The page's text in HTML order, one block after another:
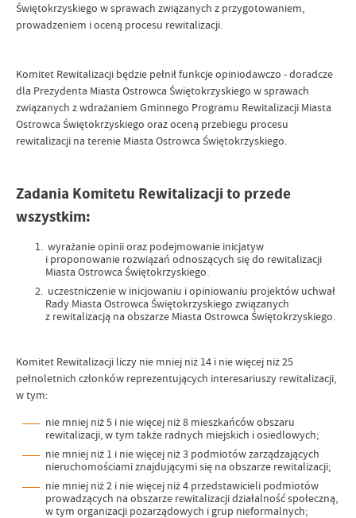
Świętokrzyskiego w sprawach związanych z przygotowaniem,
prowadzeniem i oceną procesu rewitalizacji.
Komitet Rewitalizacji będzie pełnił funkcje opiniodawczo - doradcze
dla Prezydenta Miasta Ostrowca Świętokrzyskiego w sprawach
związanych z wdrażaniem Gminnego Programu Rewitalizacji Miasta
Ostrowca Świętokrzyskiego oraz oceną przebiegu procesu
rewitalizacji na terenie Miasta Ostrowca Świętokrzyskiego.
Zadania Komitetu Rewitalizacji to przede
wszystkim:
wyrażanie opinii oraz podejmowanie inicjatyw
i proponowanie rozwiązań odnoszących się do rewitalizacji
Miasta Ostrowca Świętokrzyskiego.
uczestniczenie w inicjowaniu i opiniowaniu projektów uchwał
Rady Miasta Ostrowca Świętokrzyskiego związanych
z rewitalizacją na obszarze Miasta Ostrowca Świętokrzyskiego.
Komitet Rewitalizacji liczy nie mniej niż 14 i nie więcej niż 25
pełnoletnich członków reprezentujących interesariuszy rewitalizacji,
w tym:
nie mniej niż 5 i nie więcej niż 8 mieszkańców obszaru
rewitalizacji, w tym także radnych miejskich i osiedlowych;
nie mniej niż 1 i nie więcej niż 3 podmiotów zarządzających
nieruchomościami znajdującymi się na obszarze rewitalizacji;
nie mniej niż 2 i nie więcej niż 4 przedstawicieli podmiotów
prowadzących na obszarze rewitalizacji działalność społeczną,
w tym organizacji pozarządowych i grup nieformalnych;